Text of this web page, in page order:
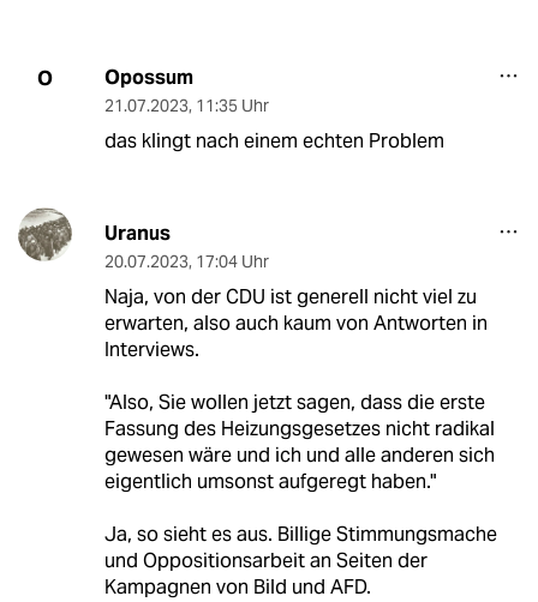
O Opossum
21.07.2023, 11:35 Uhr
das klingt nach einem echten Problem
Uranus
20.07.2023, 17:04 Uhr
Naja, von der CDU ist generell nicht viel zu
erwarten, also auch kaum von Antworten in
Interviews.
"Also, Sie wollen jetzt sagen, dass die erste
Fassung des Heizungsgesetzes nicht radikal
gewesen wäre und ich und alle anderen sich
eigentlich umsonst aufgeregt haben."
Ja, so sieht es aus. Billige Stimmungsmache
und Oppositionsarbeit an Seiten der
Kampagnen von Bild und AFD.